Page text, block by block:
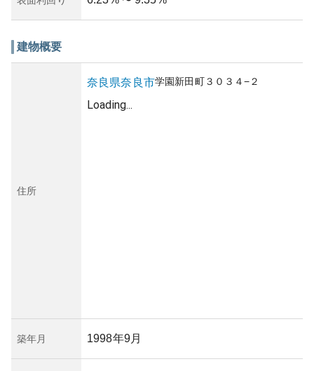
建物概要
住所
奈良県奈良市学園新田町３０３４−２
Loading...
築年月 1998年9月